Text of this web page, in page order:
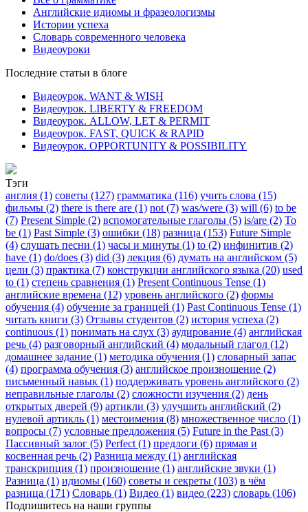
Английские идиомы и фразеологизмы
Истории успеха
Словарь современного человека
Видеоуроки
Последние статьи в блоге
Видеоурок. WANT & WISH
Видеоурок. LIBERTY & FREEDOM
Видеоурок. ALLOW, LET & PERMIT
Видеоурок. FAST, QUICK & RAPID
Видеоурок. OPPORTUNITY & POSSIBILITY
Тэги
англия (1) советы (127) грамматика (116) учить слова (15)
фильмы (2) there is there are (1) not (7) was/were (3) will (6) to be
(7) Present Simple (2) вспомогательные глаголы (5) is/are (2) To
be (1) Past Simple (3) ошибки (18) разница (153) Future Simple
(4) слушать песни (1) часы и минуты (1) to (2) инфинитив (2)
have (1) do/does (3) did (3) лекция (6) думать на английском (5)
цели (3) практика (7) конструкции английского языка (20) used
to (1) степень сравнения (1) Present Continuous Tense (1)
английские времена (12) уровень английского (2) формы
обучения (4) обучение за границей (1) Past Continuous Tense (1)
читать книги (3) Отзывы студентов (2) история успеха (2)
continuous (1) понимать на слух (3) аудирование (4) английская
речь (4) разговорный английский (4) модальный глагол (12)
домашнее задание (1) методика обучения (1) словарный запас
(4) программа обучения (3) английское произношение (2)
письменный навык (1) поддерживать уровень английского (2)
неправильные глаголы (2) сложности изучения (2) день
открытых дверей (9) артикли (3) улучшить английский (2)
нулевой артикль (1) местоимения (8) множественное число (1)
вопросы (7) условные предложения (5) Future in the Past (3)
Пассивный залог (5) Perfect (1) предлоги (6) прямая и
косвенная речь (2) Разница между (1) английская
транскрипция (1) произношение (1) английские звуки (1)
Разница (1) идиомы (160) советы и секреты (103) в чём
разница (171) Словарь (1) Видео (1) видео (223) словарь (106)
Подпишитесь на наши группы